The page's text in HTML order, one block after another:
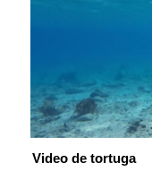
Video de tortuga